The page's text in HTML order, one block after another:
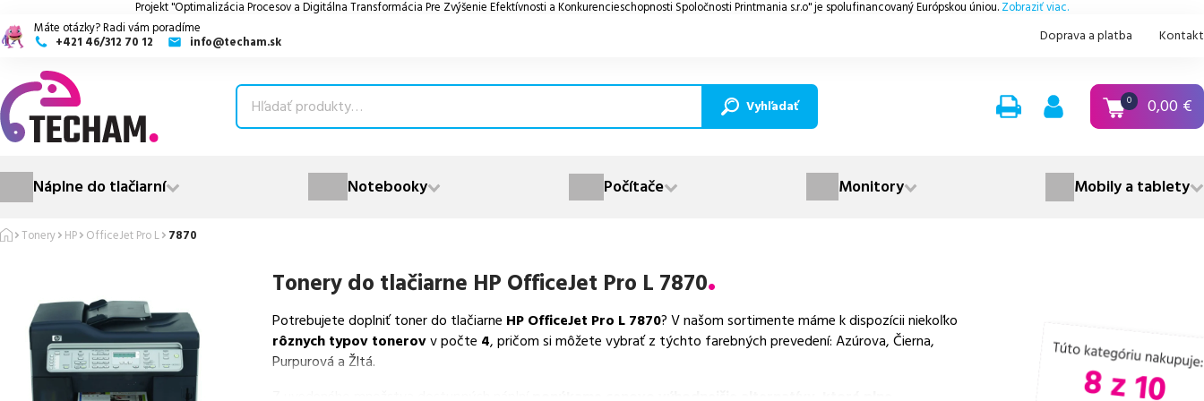
Projekt "Optimalizácia Procesov a Digitálna Transformácia Pre Zvýšenie Efektívnosti a Konkurencieschopnosti Spoločnosti Printmania s.r.o" je spolufinancovaný Európskou úniou. Zobraziť viac.
Máte otázky? Radi vám poradíme
+421 46/312 70 12
info@techam.sk Doprava a platba Kontakt
Vyhľadať 0 0,00 €
Náplne do tlačiarní Notebooky Počítače Monitory Mobily a tablety
Tonery HP OfficeJet Pro L 7870
Tonery do tlačiarne HP OfficeJet Pro L 7870
Potrebujete doplniť toner do tlačiarne HP OfficeJet Pro L 7870? V našom sortimente máme k dispozícii niekoľko
rôznych typov tonerovv počte 4, pričom si môžete vybrať z týchto farebných prevedení: Azúrova, Čierna,
Purpurová a Žltá.